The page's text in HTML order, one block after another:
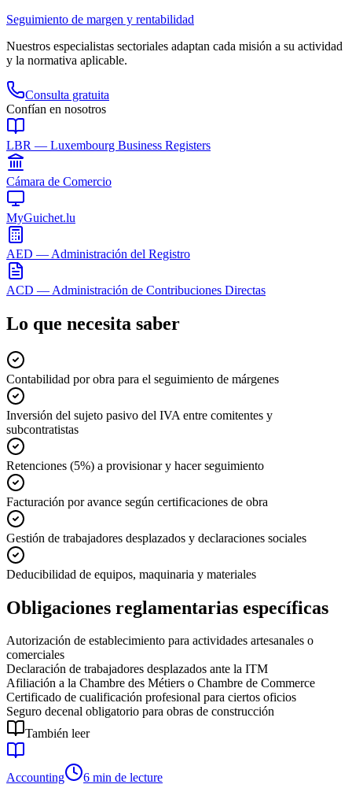
Seguimiento de margen y rentabilidad
Nuestros especialistas sectoriales adaptan cada misión a su actividad
y la normativa aplicable.
Consulta gratuita
Confían en nosotros
LBR — Luxembourg Business Registers
Cámara de Comercio
MyGuichet.lu
AED — Administración del Registro
ACD — Administración de Contribuciones Directas
Lo que necesita saber
Contabilidad por obra para el seguimiento de márgenes
Inversión del sujeto pasivo del IVA entre comitentes y
subcontratistas
Retenciones (5%) a provisionar y hacer seguimiento
Facturación por avance según certificaciones de obra
Gestión de trabajadores desplazados y declaraciones sociales
Deducibilidad de equipos, maquinaria y materiales
Obligaciones reglamentarias específicas
Autorización de establecimiento para actividades artesanales o
comerciales
Declaración de trabajadores desplazados ante la ITM
Afiliación a la Chambre des Métiers o Chambre de Commerce
Certificado de cualificación profesional para ciertos oficios
Seguro decenal obligatorio para obras de construcción
También leer
Accounting 6 min de lecture